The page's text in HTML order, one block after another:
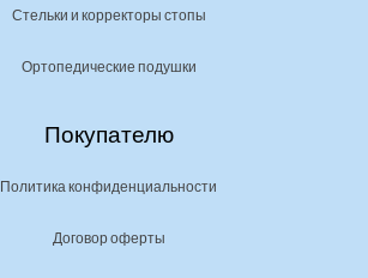
Стельки и корректоры стопы
Ортопедические подушки
Покупателю
Политика конфиденциальности
Договор оферты